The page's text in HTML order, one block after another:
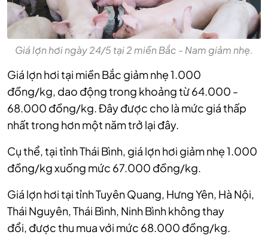
Giá lợn hơi ngày 24/5 tại 2 miền Bắc - Nam giảm nhẹ.
Giá lợn hơi tại miền Bắc giảm nhẹ 1.000
đồng/kg, dao động trong khoảng từ 64.000 -
68.000 đồng/kg. Đây được cho là mức giá thấp
nhất trong hơn một năm trở lại đây.
Cụ thể, tại tỉnh Thái Bình, giá lợn hơi giảm nhẹ 1.000
đồng/kg xuống mức 67.000 đồng/kg.
Giá lợn hơi tại tỉnh Tuyên Quang, Hưng Yên, Hà Nội,
Thái Nguyên, Thái Bình, Ninh Bìnhkhông thay
đổi, được thu mua với mức 68.000 đồng/kg.